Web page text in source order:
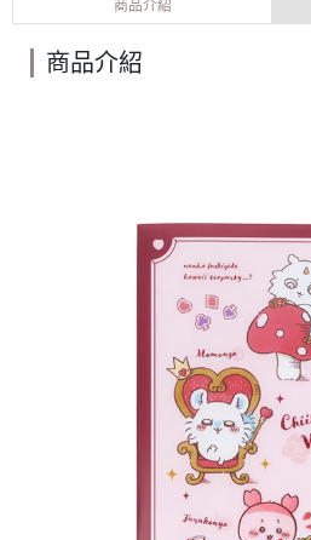
商品介紹
商品介紹